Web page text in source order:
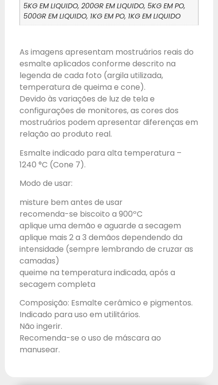
5KG EM LIQUIDO, 200GR EM LIQUIDO, 5KG EM PO,
500GR EM LIQUIDO, 1KG EM PO, 1KG EM LIQUIDO
As imagens apresentam mostruários reais do
esmalte aplicados conforme descrito na
legenda de cada foto (argila utilizada,
temperatura de queima e cone).
Devido às variações de luz de tela e
configurações de monitores, as cores dos
mostruários podem apresentar diferenças em
relação ao produto real.
Esmalte indicado para alta temperatura –
1240 °C (Cone 7).
Modo de usar:
misture bem antes de usar
recomenda-se biscoito a 900ºC
aplique uma demão e aguarde a secagem
aplique mais 2 a 3 demãos dependendo da
intensidade (sempre lembrando de cruzar as
camadas)
queime na temperatura indicada, após a
secagem completa
Composição: Esmalte cerâmico e pigmentos.
Indicado para uso em utilitários.
Não ingerir.
Recomenda-se o uso de máscara ao
manusear.